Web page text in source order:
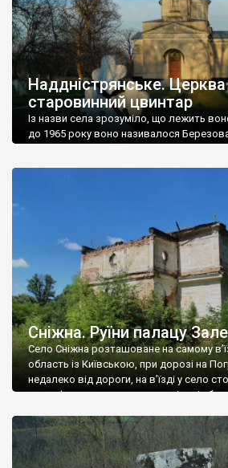
Наддністрянське. Церква
старовинний цвинтар
Із назви села зрозуміло, що лежить
до 1965 року воно називалося
Наддністрянське відрізняється від
сіл. У селі є мурована Михайлівська
Сніжна. Руїни палацу
Село Сніжна розташоване на самому
область із Київською, при дорозі на
недалеко від дороги, на в’їзді у село
рельєфне пано, яке показує жінку і
не видно, але видно дві стареньких колії